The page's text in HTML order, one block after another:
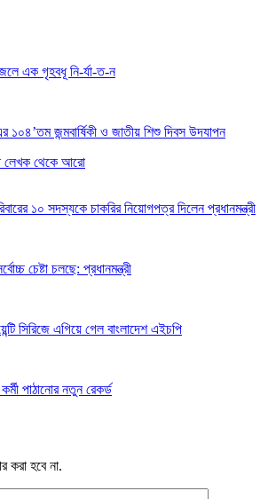
এক গৃহবধূ নি-র্যা-ত-ন
১০৪’তম জন্মবার্ষিকী ও জাতীয় শিশু দিবস উদযাপন
লেখক থেকে আরো
১০ সদস্যকে চাকরির নিয়োগপত্র দিলেন প্রধানমন্ত্রী
চেষ্টা চলছে: প্রধানমন্ত্রী
সিরিজে এগিয়ে গেল বাংলাদেশ এইচপি
পাঠানোর নতুন রেকর্ড
করা হবে না.